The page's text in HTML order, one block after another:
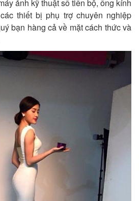
ảnh kỹ thuật số tiến bộ, ống kính
thiết bị phụ trợ chuyên nghiệp
bạn hàng cả về mặt cách thức và